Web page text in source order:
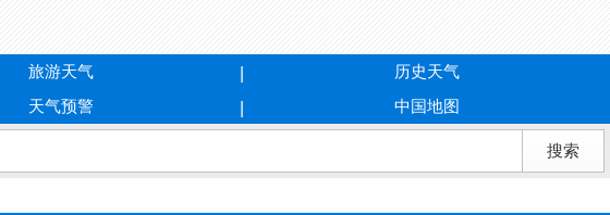
旅游天气
历史天气
天气预警 中国地图